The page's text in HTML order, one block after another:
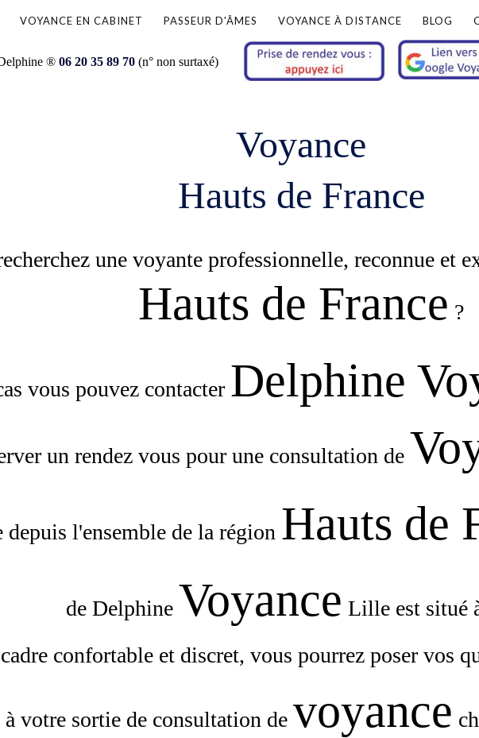
® 06 20 35 89 70 (n° non surtaxé)
VOYANCE EN CABINET PASSEUR D'ÂMES VOYANCE À DISTANCE BLOG
Voyance
Hauts de France
une voyante professionnelle, reconnue et
Hauts de France ?
vous pouvez contacter Delphine
un rendez vous pour une consultation de
depuis l'ensemble de la région Hauts de
de Delphine Voyance Lille est situé
confortable et discret, vous pourrez poser vos
à votre sortie de consultation de voyance